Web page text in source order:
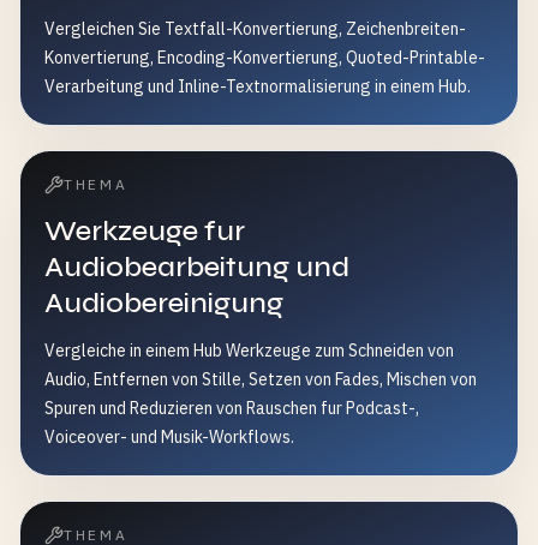
Vergleichen Sie Textfall-Konvertierung, Zeichenbreiten-
Konvertierung, Encoding-Konvertierung, Quoted-Printable-
Verarbeitung und Inline-Textnormalisierung in einem Hub.
THEMA
Werkzeuge fur
Audiobearbeitung und
Audiobereinigung
Vergleiche in einem Hub Werkzeuge zum Schneiden von
Audio, Entfernen von Stille, Setzen von Fades, Mischen von
Spuren und Reduzieren von Rauschen fur Podcast-,
Voiceover- und Musik-Workflows.
THEMA